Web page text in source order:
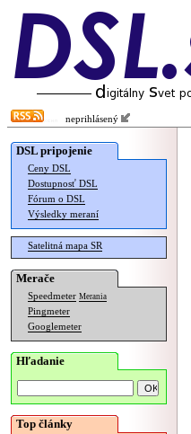
neprihlásený
DSL pripojenie
Ceny DSL
Dostupnosť DSL
Fórum o DSL
Výsledky meraní
Satelitná mapa SR
Merače
Speedmeter Merania
Pingmeter
Googlemeter
Hľadanie
Top články